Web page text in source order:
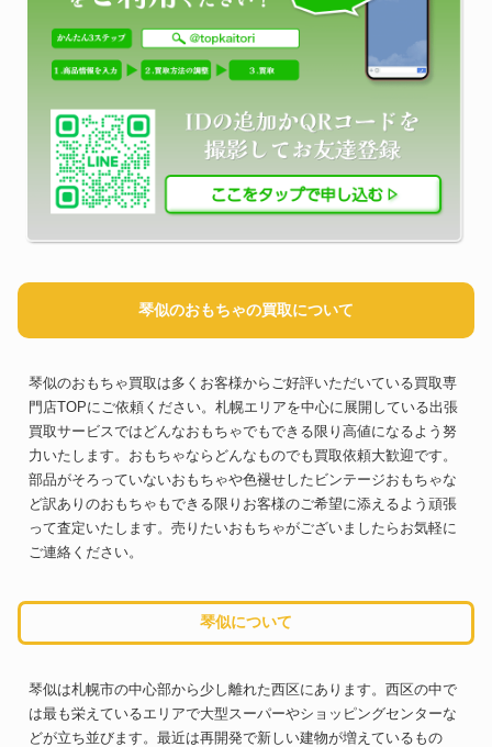
琴似のおもちゃの買取について
琴似のおもちゃ買取は多くお客様からご好評いただいている買取専
門店TOPにご依頼ください。札幌エリアを中心に展開している出張
買取サービスではどんなおもちゃでもできる限り高値になるよう努
力いたします。おもちゃならどんなものでも買取依頼大歓迎です。
部品がそろっていないおもちゃや色褪せしたビンテージおもちゃな
ど訳ありのおもちゃもできる限りお客様のご希望に添えるよう頑張
って査定いたします。売りたいおもちゃがございましたらお気軽に
ご連絡ください。
琴似について
琴似は札幌市の中心部から少し離れた西区にあります。西区の中で
は最も栄えているエリアで大型スーパーやショッピングセンターな
どが立ち並びます。最近は再開発で新しい建物が増えているもの